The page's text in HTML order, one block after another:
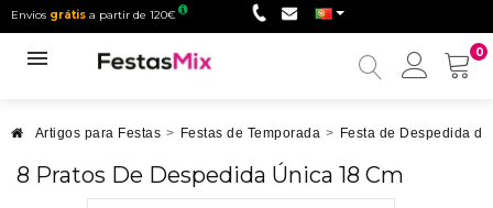
Envios grátis a partir de 120€
0
Minha
Artigos para Festas > Festas de Temporada > Festa de Despedida
8 Pratos De Despedida Única 18 Cm